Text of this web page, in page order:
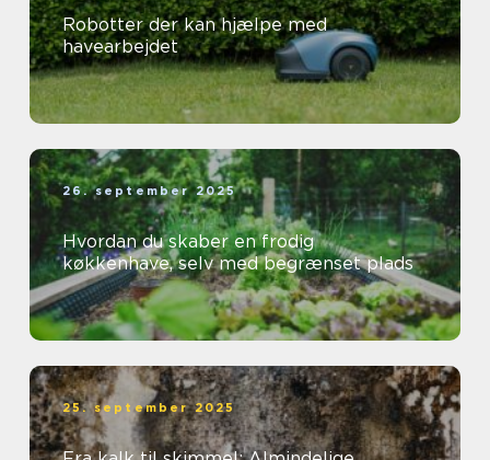
Robotter der kan hjælpe med
havearbejdet
26. september 2025
Hvordan du skaber en frodig
køkkenhave, selv med begrænset plads
25. september 2025